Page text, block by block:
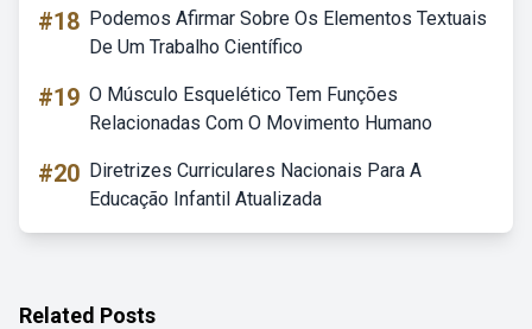
#18 Podemos Afirmar Sobre Os Elementos Textuais
De Um Trabalho Científico
#19 O Músculo Esquelético Tem Funções
Relacionadas Com O Movimento Humano
#20 Diretrizes Curriculares Nacionais Para A
Educação Infantil Atualizada
Related Posts